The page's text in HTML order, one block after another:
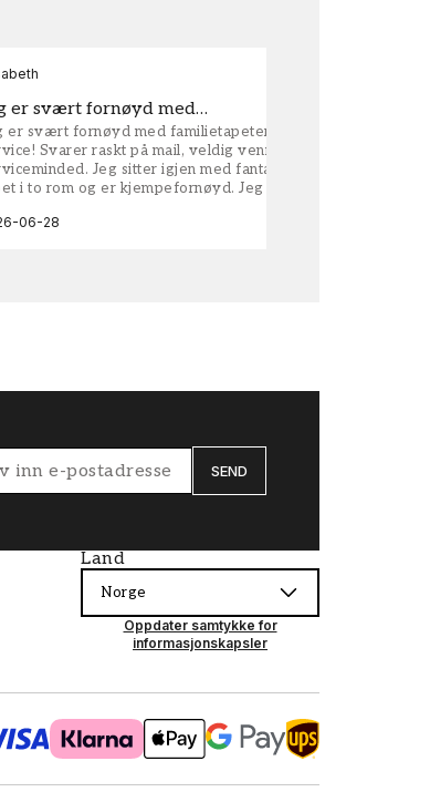
er svært fornøyd med…
er svært fornøyd med familietapeter. Maken til
Svarer raskt på mail, veldig vennlige og
Jeg sitter igjen med fantastisk fin
i to rom og er kjempefornøyd. Jeg anbefaler
06-28
SEND
Land
Norge
Oppdater samtykke for
informasjonskapsler